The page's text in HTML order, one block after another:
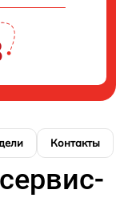
Контакты